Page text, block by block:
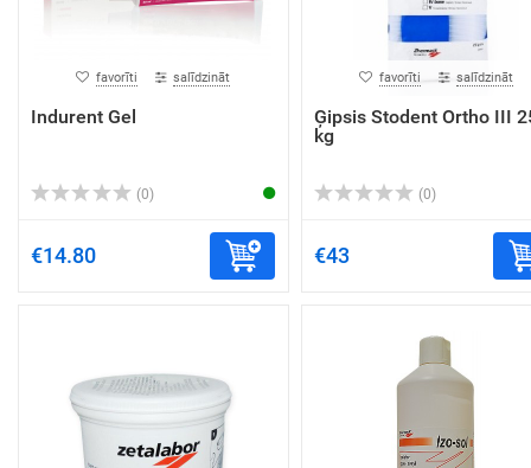
favorīti salīdzināt
Indurent Gel
(0)
€14.80
favorīti salīdzināt
Ģipsis Stodent Ortho III
kg
(0)
€43